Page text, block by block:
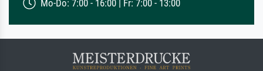
Mo-Do: 7:00 - 16:00 | Fr: 7:00 - 13:00